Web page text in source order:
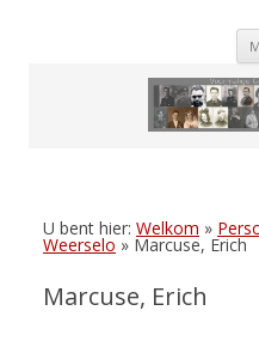
U bent hier: Welkom »
Weerselo » Marcuse, Erich
Marcuse, Erich